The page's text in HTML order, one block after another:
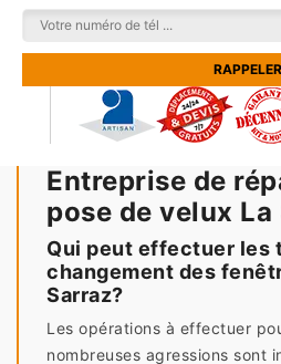
Entreprise de
pose de velux La
Qui peut effectuer les
changement des
Sarraz?
Les opérations à effectuer
nombreuses agressions sont